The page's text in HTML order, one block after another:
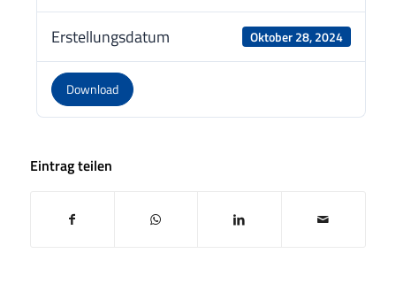
Erstellungsdatum Oktober 28, 2024
Download
Eintrag teilen